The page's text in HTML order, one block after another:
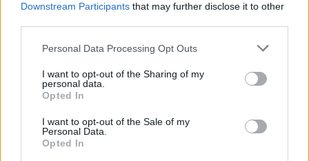
Downstream Participants that may further disclose it to other
Personal Data Processing Opt Outs
I want to opt-out of the Sharing of my
personal data.
Opted In
I want to opt-out of the Sale of my
Personal Data.
Opted In
Uno stipendio a romeni? No,
06/06/2010
Battisti va studiato a scuola